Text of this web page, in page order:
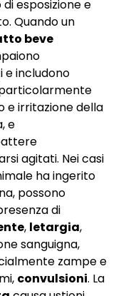
esposizione e
Quando un
beve
includono
e irritazione della
e
agitati. Nei casi
ha ingerito
possono
di
, letargia,
sanguigna,
zampe e
convulsioni. La